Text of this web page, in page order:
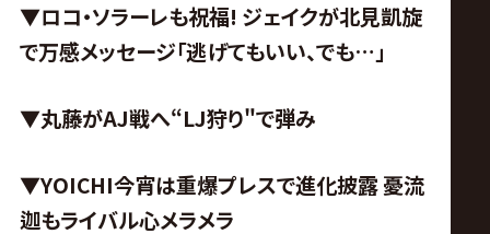
▼ロコ・ソラーレも祝福! ジェイクが北見凱旋
で万感メッセージ「逃げてもいい、でも…」
▼丸藤がAJ戦へ“LJ狩り"で弾み
▼YOICHI今宵は重爆プレスで進化披露憂流
迦もライバル心メラメラ